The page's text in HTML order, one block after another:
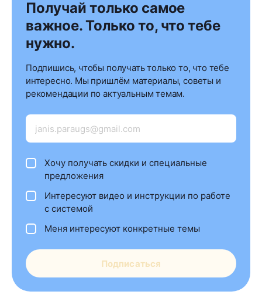
Получай только самое
важное. Только то, что тебе
нужно.
Подпишись, чтобы получать только то, что тебе
интересно. Мы пришлём материалы, советы и
рекомендации по актуальным темам.
Хочу получать скидки и специальные
предложения
Интересуют видео и инструкции по работе
с системой
Меня интересуют конкретные темы
Подписаться